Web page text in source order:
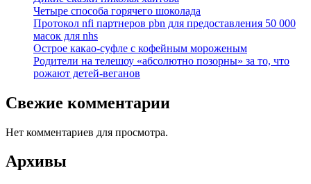
Четыре способа горячего шоколада
Протокол nfi партнеров pbn для предоставления 50 000
масок для nhs
Острое какао-суфле с кофейным мороженым
Родители на телешоу «абсолютно позорны» за то, что
рожают детей-веганов
Свежие комментарии
Нет комментариев для просмотра.
Архивы